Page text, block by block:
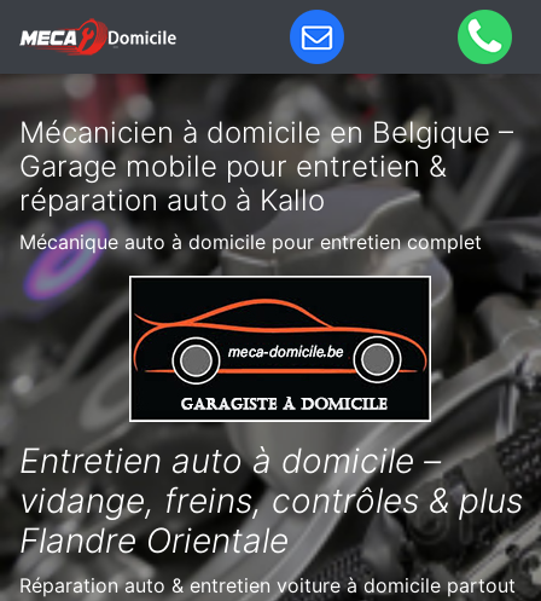
Mécanicien à domicile en Belgique –
Garage mobile pour entretien &
réparation auto à Kallo
Mécanique auto à domicile pour entretien complet
Entretien auto à domicile –
vidange, freins, contrôles & plus
Flandre Orientale
Réparation auto & entretien voiture à domicile partout